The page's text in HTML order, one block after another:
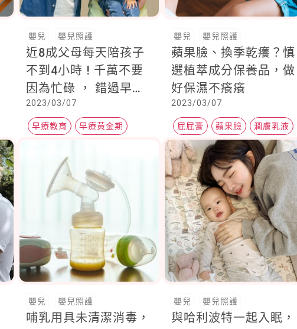
嬰兒 嬰兒照護
近8成父母每天陪孩子
不到4小時 ! 千萬不要
因為忙碌 ， 錯過早療
的黃金治療期
2023/03/07
早療教育 早療黃金期
嬰兒 嬰兒照護
蘋果臉、換季乾癢？慎
選植萃成分保養品，做
好保濕不癢癢
2023/03/07
屁屁膏 蘋果臉 潤膚乳液
嬰兒 嬰兒照護
哺乳用具未清潔消毒，
嬰兒 嬰兒照護
與哈利波特一起入眠，